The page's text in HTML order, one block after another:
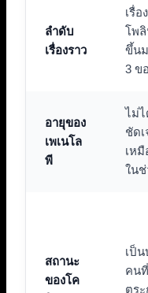
ลำดับ
เรื่องราว
เรื่อ
โพ
ขึ้น
3 ข
อายุของ
เพเนโล
พี
ไม่
ชัด
เห
ในช่
สถานะ
ของโค
เป็
คน
ตร